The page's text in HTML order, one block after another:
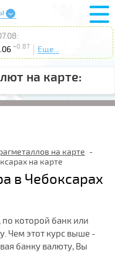
+0.87 Еще...
на карте:
EUR
Купить
на карте
на карте
в Чебоксарах
которой банк или
Чем этот курс выше -
банку валюту, Вы